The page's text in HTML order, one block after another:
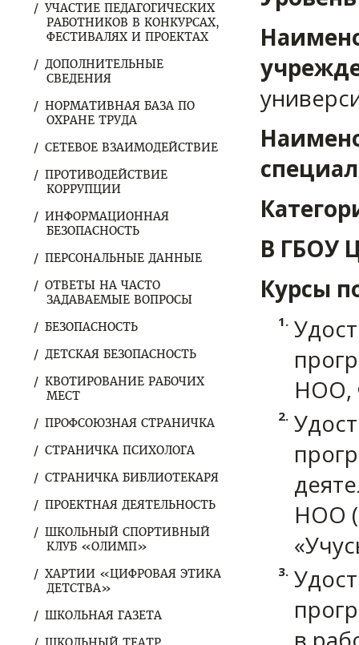
УЧАСТИЕ ПЕДАГОГИЧЕСКИХ
РАБОТНИКОВ В КОНКУРСАХ,
ФЕСТИВАЛЯХ И ПРОЕКТАХ
ДОПОЛНИТЕЛЬНЫЕ
СВЕДЕНИЯ
НОРМАТИВНАЯ БАЗА ПО
ОХРАНЕ ТРУДА
СЕТЕВОЕ ВЗАИМОДЕЙСТВИЕ
ПРОТИВОДЕЙСТВИЕ
КОРРУПЦИИ
ИНФОРМАЦИОННАЯ
БЕЗОПАСНОСТЬ
ПЕРСОНАЛЬНЫЕ ДАННЫЕ
ОТВЕТЫ НА ЧАСТО
ЗАДАВАЕМЫЕ ВОПРОСЫ
БЕЗОПАСНОСТЬ
ДЕТСКАЯ БЕЗОПАСНОСТЬ
КВОТИРОВАНИЕ РАБОЧИХ
МЕСТ
ПРОФСОЮЗНАЯ СТРАНИЧКА
СТРАНИЧКА ПСИХОЛОГА
СТРАНИЧКА БИБЛИОТЕКАРЯ
ПРОЕКТНАЯ ДЕЯТЕЛЬНОСТЬ
ШКОЛЬНЫЙ СПОРТИВНЫЙ
КЛУБ «ОЛИМП»
ХАРТИИ «ЦИФРОВАЯ ЭТИКА
ДЕТСТВА»
ШКОЛЬНАЯ ГАЗЕТА
В ГБОУ
Курсы
НОО,
НОО